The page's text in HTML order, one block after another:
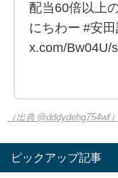
配当60倍以上
にちわー #安
x.com/Bw04U/
（出典 @dddydehg754wf）
ピックアップ記事